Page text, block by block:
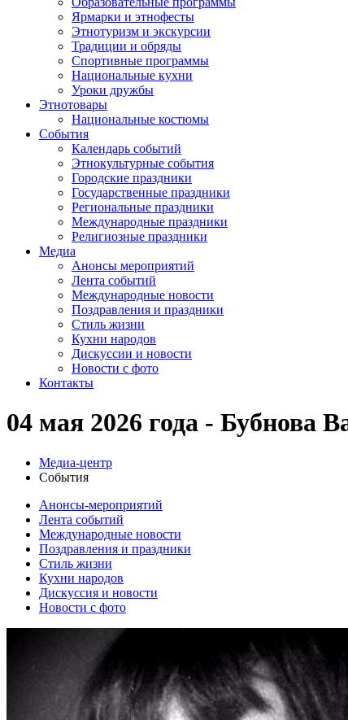
Ярмарки и этнофесты
Этнотуризм и экскурсии
Традиции и обряды
Спортивные программы
Национальные кухни
Уроки дружбы
Этнотовары
Национальные костюмы
События
Календарь событий
Этнокультурные события
Городские праздники
Государственные праздники
Региональные праздники
Международные праздники
Религиозные праздники
Медиа
Анонсы мероприятий
Лента событий
Международные новости
Поздравления и праздники
Cтиль жизни
Кухни народов
Дискуссии и новости
Новости с фото
Контакты
04 мая 2026 года - Бубнова
Медиа-центр
События
Анонсы-мероприятий
Лента событий
Международные новости
Поздравления и праздники
Cтиль жизни
Кухни народов
Дискуссия и новости
Новости с фото